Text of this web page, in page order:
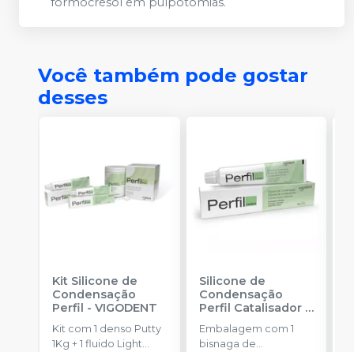
Você também pode gostar
desses
Kit Silicone de
Condensação
Perfil -VIGODENT
Kit com 1 denso Putty
1Kg + 1 fluido Light
Silicone de
Condensação
Perfil Catalisador-
VIGODENT
Embalagem com 1
bisnaga de